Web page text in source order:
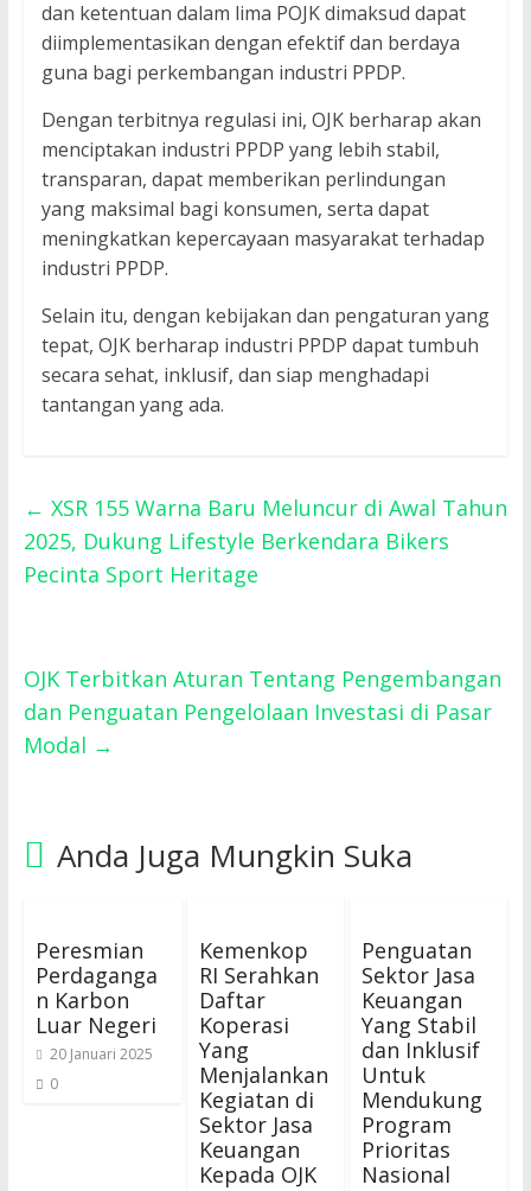
dan ketentuan dalam lima POJK dimaksud dapat
diimplementasikan dengan efektif dan berdaya
guna bagi perkembangan industri PPDP.
Dengan terbitnya regulasi ini, OJK berharap akan
menciptakan industri PPDP yang lebih stabil,
transparan, dapat memberikan perlindungan
yang maksimal bagi konsumen, serta dapat
meningkatkan kepercayaan masyarakat terhadap
industri PPDP.
Selain itu, dengan kebijakan dan pengaturan yang
tepat, OJK berharap industri PPDP dapat tumbuh
secara sehat, inklusif, dan siap menghadapi
tantangan yang ada.
← XSR 155 Warna Baru Meluncur di Awal Tahun
2025, Dukung Lifestyle Berkendara Bikers
Pecinta Sport Heritage
OJK Terbitkan Aturan Tentang Pengembangan
dan Penguatan Pengelolaan Investasi di Pasar
Modal →
Anda Juga Mungkin Suka
Peresmian
Perdaganga
n Karbon
Luar Negeri
20 Januari 2025
0
Kemenkop
RI Serahkan
Daftar
Koperasi
Yang
Menjalankan
Kegiatan di
Sektor Jasa
Keuangan
Kepada OJK
Penguatan
Sektor Jasa
Keuangan
Yang Stabil
dan Inklusif
Untuk
Mendukung
Program
Prioritas
Nasional